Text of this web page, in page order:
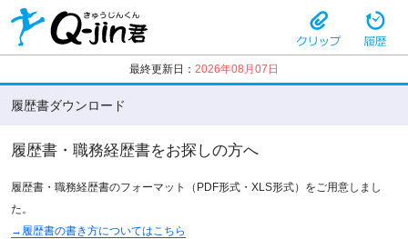
最終更新日： 2026年08月07日
履歴書ダウンロード
履歴書・職務経歴書をお探しの方へ
履歴書・職務経歴書のフォーマット（PDF形式・XLS形式）をご用意しまし
た。
→履歴書の書き方についてはこちら